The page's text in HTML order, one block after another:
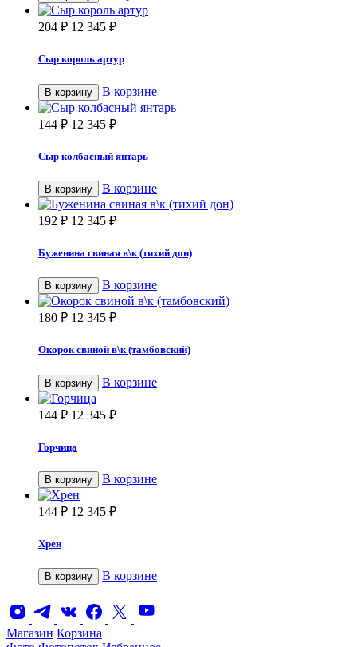
204 ₽ 12 345 ₽
Сыр король артур
В корзину В корзине
144 ₽ 12 345 ₽
Сыр колбасный янтарь
В корзину В корзине
192 ₽ 12 345 ₽
Буженина свиная в\к (тихий дон)
В корзину В корзине
180 ₽ 12 345 ₽
Окорок свиной в\к (тамбовский)
В корзину В корзине
144 ₽ 12 345 ₽
Горчица
В корзину В корзине
144 ₽ 12 345 ₽
Хрен
В корзину В корзине
Магазин Корзина